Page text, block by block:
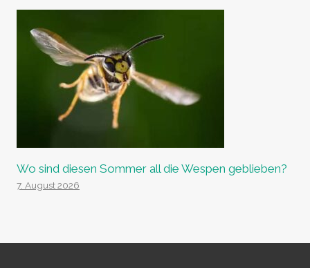
Wo sind diesen Sommer all die Wespen geblieben?
7. August 2026